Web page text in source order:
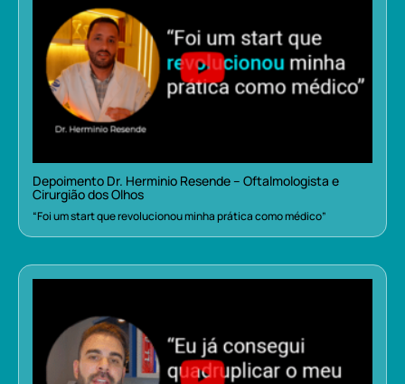
Depoimento Dr. Herminio Resende – Oftalmologista e
Cirurgião dos Olhos
“Foi um start que revolucionou minha prática como médico”